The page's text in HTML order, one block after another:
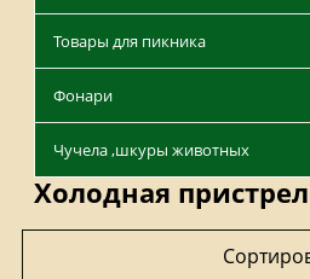
Товары для пикника
Фонари
Чучела ,шкуры животных
Холодная